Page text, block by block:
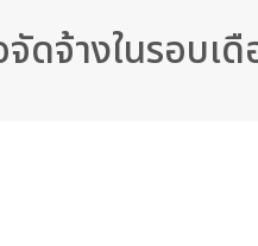
ดจ้างในรอบ